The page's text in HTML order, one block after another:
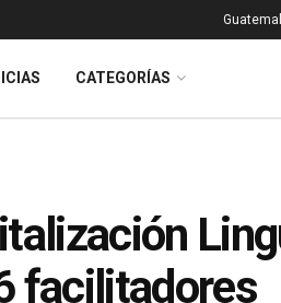
CATEGORÍAS
facilitadores